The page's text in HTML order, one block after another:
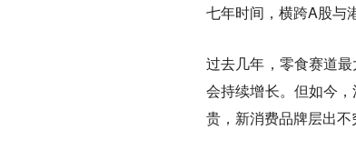
七年时间，横跨A股与
过去几年，零食赛道
会持续增长。但如今
贵，新消费品牌层出不